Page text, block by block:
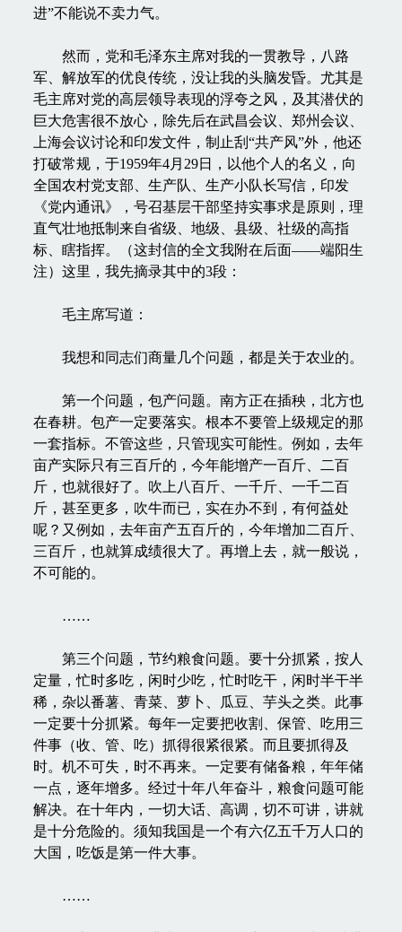
进”不能说不卖力气。
然而，党和毛泽东主席对我的一贯教导，八路
军、解放军的优良传统，没让我的头脑发昏。尤其是
毛主席对党的高层领导表现的浮夸之风，及其潜伏的
巨大危害很不放心，除先后在武昌会议、郑州会议、
上海会议讨论和印发文件，制止刮“共产风”外，他还
打破常规，于1959年4月29日，以他个人的名义，向
全国农村党支部、生产队、生产小队长写信，印发
《党内通讯》，号召基层干部坚持实事求是原则，理
直气壮地抵制来自省级、地级、县级、社级的高指
标、瞎指挥。（这封信的全文我附在后面——端阳生
注）这里，我先摘录其中的3段：
毛主席写道：
我想和同志们商量几个问题，都是关于农业的。
第一个问题，包产问题。南方正在插秧，北方也
在春耕。包产一定要落实。根本不要管上级规定的那
一套指标。不管这些，只管现实可能性。例如，去年
亩产实际只有三百斤的，今年能增产一百斤、二百
斤，也就很好了。吹上八百斤、一千斤、一千二百
斤，甚至更多，吹牛而已，实在办不到，有何益处
呢？又例如，去年亩产五百斤的，今年增加二百斤、
三百斤，也就算成绩很大了。再增上去，就一般说，
不可能的。
……
第三个问题，节约粮食问题。要十分抓紧，按人
定量，忙时多吃，闲时少吃，忙时吃干，闲时半干半
稀，杂以番薯、青菜、萝卜、瓜豆、芋头之类。此事
一定要十分抓紧。每年一定要把收割、保管、吃用三
件事（收、管、吃）抓得很紧很紧。而且要抓得及
时。机不可失，时不再来。一定要有储备粮，年年储
一点，逐年增多。经过十年八年奋斗，粮食问题可能
解决。在十年内，一切大话、高调，切不可讲，讲就
是十分危险的。须知我国是一个有六亿五千万人口的
大国，吃饭是第一件大事。
……